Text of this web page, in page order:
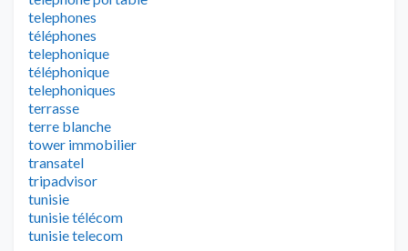
telephones
téléphones
telephonique
téléphonique
telephoniques
terrasse
terre blanche
tower immobilier
transatel
tripadvisor
tunisie
tunisie télécom
tunisie telecom